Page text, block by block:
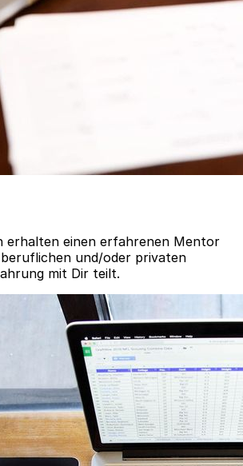
erhalten einen erfahrenen Mentor
und/oder privaten
mit Dir teilt.